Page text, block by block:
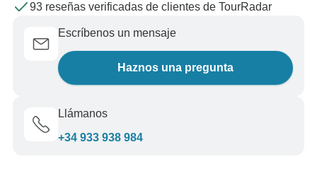
93 reseñas verificadas de clientes de TourRadar
Escríbenos un mensaje
Haznos una pregunta
Llámanos
+34 933 938 984